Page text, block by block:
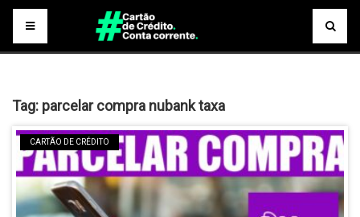
Tag: parcelar compra nubank taxa
CARTÃO DE CRÉDITO